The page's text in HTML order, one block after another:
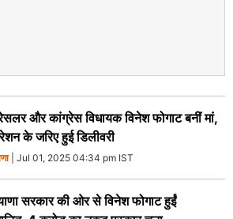
रेसलर और कांग्रेस विधायक विनेश फोगाट बनीं मां,
के जरिए हुई डिलीवरी
| Jul 01, 2025 04:34 pm IST
सरकार की ओर से विनेश फोगाट हुईं